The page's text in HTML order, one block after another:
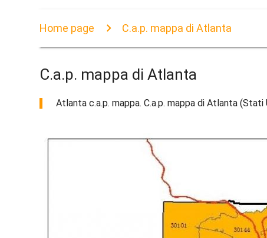
Home page C.a.p. mappa di Atlanta
C.a.p. mappa di Atlanta
Atlanta c.a.p. mappa. C.a.p. mappa di Atlanta